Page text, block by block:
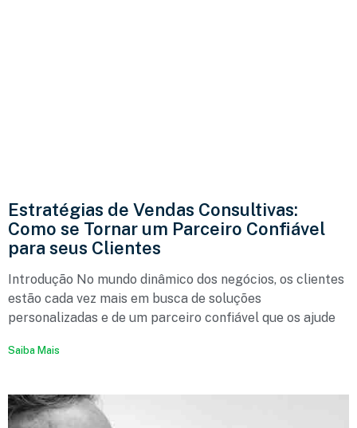
Estratégias de Vendas Consultivas:
Como se Tornar um Parceiro Confiável
para seus Clientes
Introdução No mundo dinâmico dos negócios, os clientes
estão cada vez mais em busca de soluções
personalizadas e de um parceiro confiável que os ajude
Saiba Mais